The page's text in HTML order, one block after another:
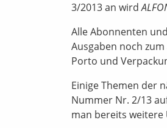
3/2013 an wird
Alle Abonnenten
Ausgaben noch
Porto und
Einige Themen der
Nummer Nr. 2/13
man bereits